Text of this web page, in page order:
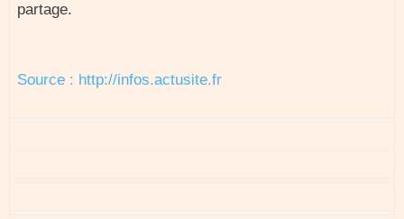
partage.
Source : http://infos.actusite.fr